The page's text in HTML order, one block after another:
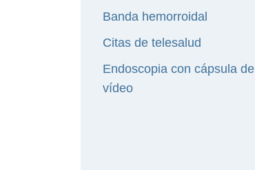
Banda hemorroidal
Citas de telesalud
Endoscopia con cápsula de
vídeo